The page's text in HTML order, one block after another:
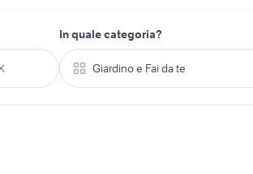
In quale categoria?
Giardino e Fai da te